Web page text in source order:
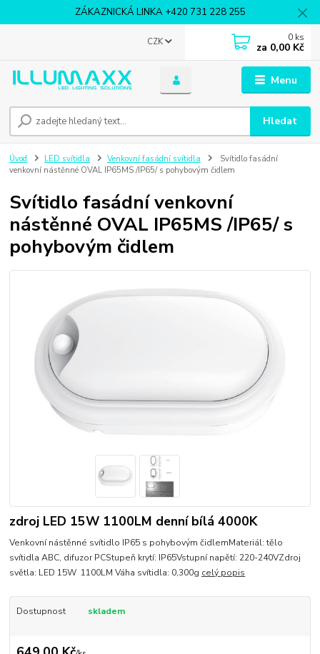
ZÁKAZNICKÁ LINKA +420 731 228 255
Menu
CZK
Hledat
0 ks
za 0,00 Kč
Úvod LED svítidla Venkovní fasádní svítidla
Svítidlo fasádní
venkovní nástěnné OVAL IP65MS /IP65/ s pohybovým čidlem
Svítidlo fasádní venkovní
nástěnné OVAL IP65MS /IP65/ s
pohybovým čidlem
zdroj LED 15W 1100LM denní bílá 4000K
Venkovní nástěnné svítidlo IP65 s pohybovým čidlemMateriál: tělo
svítidla ABC, difuzor PCStupeň krytí: IP65Vstupní napětí: 220-240VZdroj
světla: LED 15W 1100LM Váha svítidla: 0,300g celý popis
Dostupnost skladem